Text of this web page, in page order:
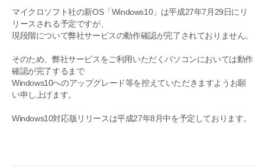
マイクロソフト社の新OS「Windows10」は平成27年7月29日にリ
リースされる予定ですが、
現段階について弊社サービスの動作確認が完了されておりません。
そのため、弊社サービスをご利用いただくパソコンにおいては動作
確認が完了するまで
Windows10へのアップグレード等を控えていただきますようお願
い申し上げます。
Windows10対応版リリースは平成27年8月中を予定しております。